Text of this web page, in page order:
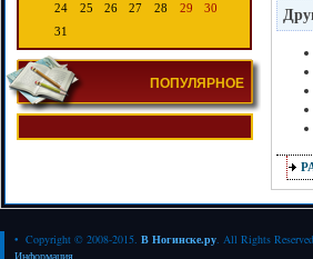
24
25 26 27 28 29
30
31
ПОПУЛЯРНОЕ
• Copyright © 2008-2015. В Ногинске.ру. All Rights Reserved
Информация